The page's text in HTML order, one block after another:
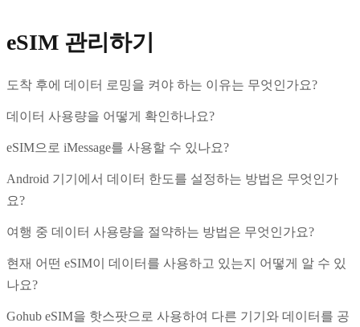
eSIM 관리하기
도착 후에 데이터 로밍을 켜야 하는 이유는 무엇인가요?
데이터 사용량을 어떻게 확인하나요?
eSIM으로 iMessage를 사용할 수 있나요?
Android 기기에서 데이터 한도를 설정하는 방법은 무엇인가
요?
여행 중 데이터 사용량을 절약하는 방법은 무엇인가요?
현재 어떤 eSIM이 데이터를 사용하고 있는지 어떻게 알 수 있
나요?
Gohub eSIM을 핫스팟으로 사용하여 다른 기기와 데이터를 공